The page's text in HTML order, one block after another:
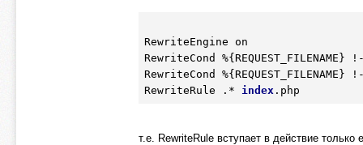
RewriteEngine on
RewriteCond %{REQUEST_FILENAME}
RewriteCond %{REQUEST_FILENAME}
RewriteRule .* index
т.е. RewriteRule вступает в действие